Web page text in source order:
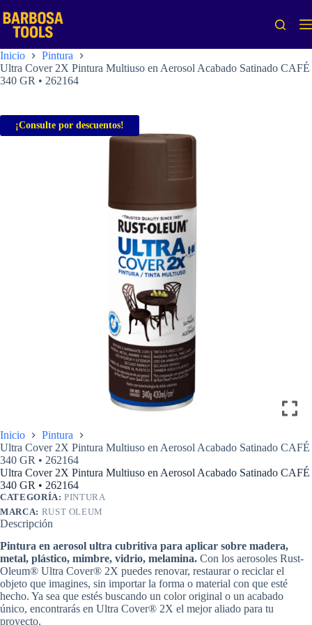
al
contenido
Inicio
Pintura
Ultra Cover 2X Pintura Multiuso en Aerosol Acabado Satinado CAFÉ
340 GR • 262164
¡Consulte por descuentos!
Inicio
Pintura
Ultra Cover 2X Pintura Multiuso en Aerosol Acabado Satinado CAFÉ
340 GR • 262164
Ultra Cover 2X Pintura Multiuso en Aerosol Acabado Satinado CAFÉ
340 GR • 262164
CATEGORÍA:PINTURA
MARCA: RUST OLEUM
Descripción
Pintura en aerosol ultra cubritiva para aplicar sobre madera,
metal, plástico, mimbre, vidrio, melamina. Con los aerosoles Rust-
Oleum® Ultra Cover® 2X puedes renovar, restaurar o reciclar el
objeto que imagines, sin importar la forma o material con que esté
hecho. Ya sea que estés buscando un color original o un acabado
único, encontrarás en Ultra Cover® 2X el mejor aliado para tu
proyecto.